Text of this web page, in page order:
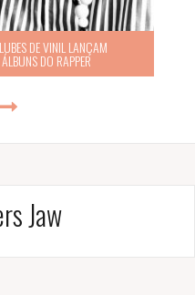
DE VINIL LANÇAM
DO RAPPER
Jaw